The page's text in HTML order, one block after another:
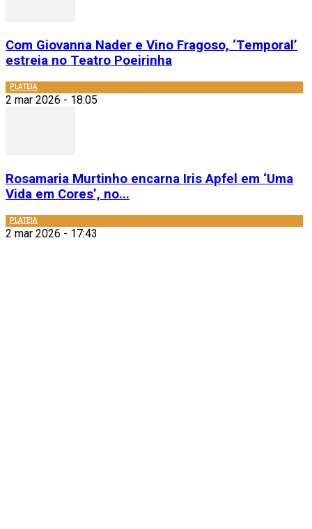
Com Giovanna Nader e Vino Fragoso, ‘Temporal’
estreia no Teatro Poeirinha
PLATEIA
2 mar 2026 - 18:05
Rosamaria Murtinho encarna Iris Apfel em ‘Uma
Vida em Cores’, no...
PLATEIA
2 mar 2026 - 17:43